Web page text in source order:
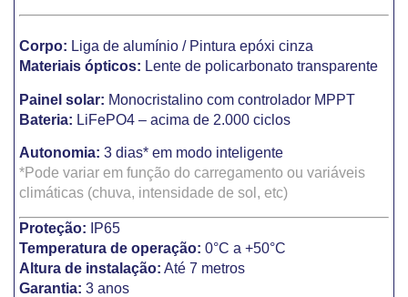
Corpo: Liga de alumínio / Pintura epóxi cinza
Materiais ópticos: Lente de policarbonato transparente
Painel solar: Monocristalino com controlador MPPT
Bateria: LiFePO4 – acima de 2.000 ciclos
Autonomia: 3 dias* em modo inteligente
*Pode variar em função do carregamento ou variáveis
climáticas (chuva, intensidade de sol, etc)
Proteção: IP65
Temperatura de operação: 0°C a +50°C
Altura de instalação: Até 7 metros
Garantia: 3 anos